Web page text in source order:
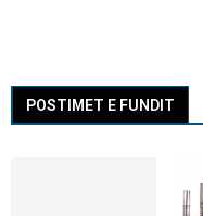
POSTIMET E FUNDIT